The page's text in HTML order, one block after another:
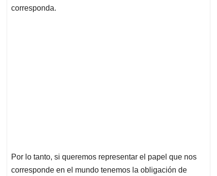
corresponda.
Por lo tanto, si queremos representar el papel que nos
corresponde en el mundo tenemos la obligación de